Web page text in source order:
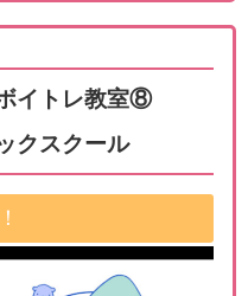
イトレ教室⑧
クスクール